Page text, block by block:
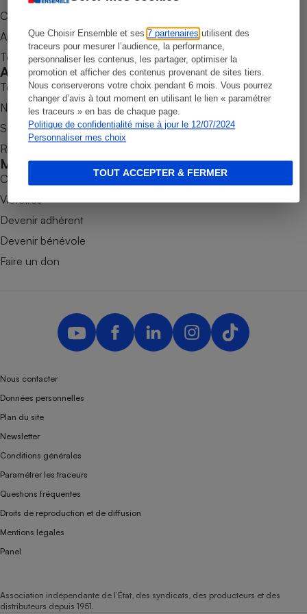
Que Choisir Ensemble et ses7 partenaires utilisent des
traceurs pour mesurer l’audience, la performance,
personnaliser les contenus, les partager, optimiser la
promotion et afficher des contenus provenant de sites tiers.
Nous conserverons votre choix pendant 6 mois. Vous pourrez
changer d’avis à tout moment en utilisant le lien « paramétrer
les traceurs » en bas de chaque page.
Politique de confidentialité mise à jour le 12/07/2024
Personnaliser mes choix
TOUT ACCEPTER & FERMER
Complément
alimentaire
Assurance emprunteur
Banque
Lave-linge
Plaque de cuisson à
induction
Téléviseur
Téléphone mobile -
Smartphone
Matelas
Mutuelle
Commander une parution
Appli Quel Produit
Tous nos tests de produits
Accompagner
Tous nos comparateurs
Nos services
Soumettre un litige
Rencontrer une association locale
Mobiliser
Combats
Victoires
Devenir adhérent
Devenir bénévole
Faire un don
Nous contacter
Données personnelles
Plan du site
Newsletter
Conditions générales
Paramétrer les traceurs
Questions fréquentes
Droits de reproduction et de diffusion
Mentions légales
Panel
Association indépendante de l’État, des syndicats, des producteurs et des
distributeurs depuis 1951.